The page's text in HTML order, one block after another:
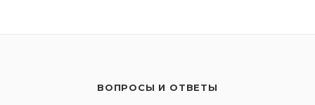
ВОПРОСЫ И ОТВЕТЫ